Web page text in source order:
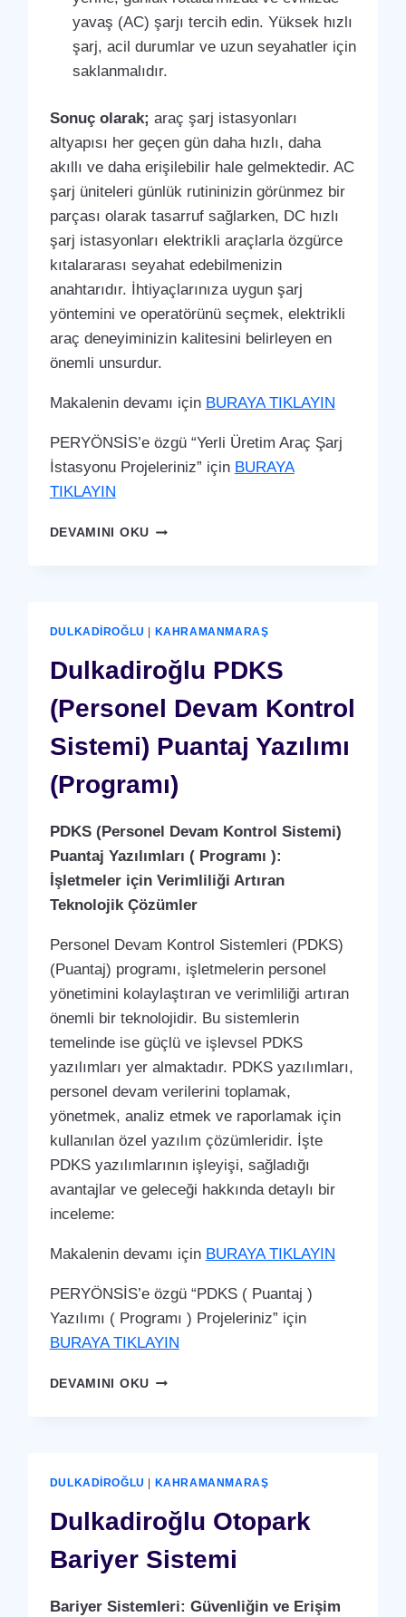
yavaş (AC) şarjı tercih edin. Yüksek hızlı
şarj, acil durumlar ve uzun seyahatler için
saklanmalıdır.
Sonuç olarak; araç şarj istasyonları
altyapısı her geçen gün daha hızlı, daha
akıllı ve daha erişilebilir hale gelmektedir. AC
şarj üniteleri günlük rutininizin görünmez bir
parçası olarak tasarruf sağlarken, DC hızlı
şarj istasyonları elektrikli araçlarla özgürce
kıtalararası seyahat edebilmenizin
anahtarıdır. İhtiyaçlarınıza uygun şarj
yöntemini ve operatörünü seçmek, elektrikli
araç deneyiminizin kalitesini belirleyen en
önemli unsurdur.
Makalenin devamı için BURAYA TIKLAYIN
PERYÖNSİS’e özgü “Yerli Üretim Araç Şarj
İstasyonu Projeleriniz” için BURAYA
TIKLAYIN
DEVAMINI OKUDULKADIROĞLU
DULKADIROĞLU KAHRAMANMARAŞ
Dulkadiroğlu PDKS
(Personel Devam Kontrol
Sistemi) Puantaj Yazılımı
(Programı)
PDKS (Personel Devam Kontrol Sistemi)
Puantaj Yazılımları ( Programı ):
İşletmeler için Verimliliği Artıran
Teknolojik Çözümler
Personel Devam Kontrol Sistemleri (PDKS)
(Puantaj) programı, işletmelerin personel
yönetimini kolaylaştıran ve verimliliği artıran
önemli bir teknolojidir. Bu sistemlerin
temelinde ise güçlü ve işlevsel PDKS
yazılımları yer almaktadır. PDKS yazılımları,
personel devam verilerini toplamak,
yönetmek, analiz etmek ve raporlamak için
kullanılan özel yazılım çözümleridir. İşte
PDKS yazılımlarının işleyişi, sağladığı
avantajlar ve geleceği hakkında detaylı bir
inceleme:
Makalenin devamı için BURAYA TIKLAYIN
PERYÖNSİS’e özgü “PDKS ( Puantaj )
Yazılımı ( Programı ) Projeleriniz” için
BURAYA TIKLAYIN
DEVAMINI OKUDULKADIROĞLU
PUANTAJ
YAZILIMI
(PROGRAMI)
DULKADIROĞLU KAHRAMANMARAŞ
Dulkadiroğlu Otopark
Bariyer Sistemi
Bariyer Sistemleri: Güvenliğin ve Erişim